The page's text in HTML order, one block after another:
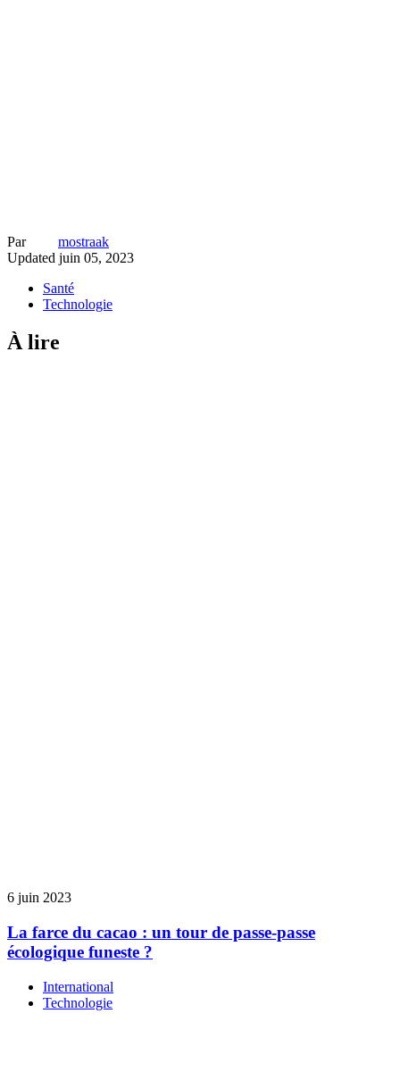
Par
mostraak
Updated juin 05, 2023
Santé
Technologie
À lire
6 juin 2023
La farce du cacao : un tour de passe-passe
écologique funeste ?
International
Technologie